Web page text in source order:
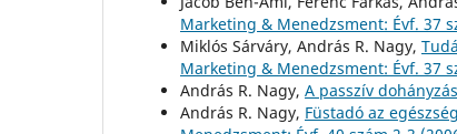
Marketing & Menedzsment: Évf. 37
Miklós Sárváry, András R. Nagy,
Marketing & Menedzsment: Évf. 37
András R. Nagy, A passzív
András R. Nagy, Füstadó az